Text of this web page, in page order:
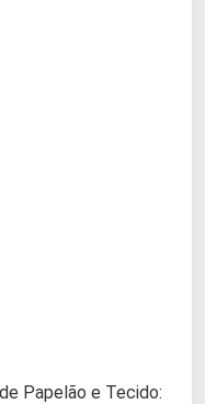
Papelão e Tecido: